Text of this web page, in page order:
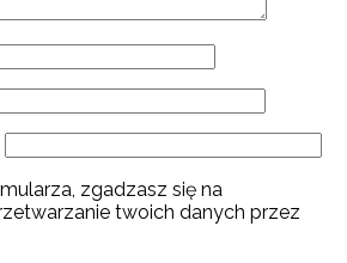
zgadzasz się na
twoich danych przez